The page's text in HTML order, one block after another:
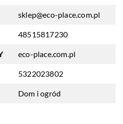
sklep@eco-place.com.pl
48515817230
eco-place.com.pl
5322023802
Dom i ogród